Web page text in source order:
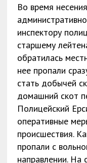
Во время
инспектору
старшему
обратилась
нее пропали
стать добычей
домашний скот
Полицейский
оперативные
происшествия.
пропали с
направлении. На